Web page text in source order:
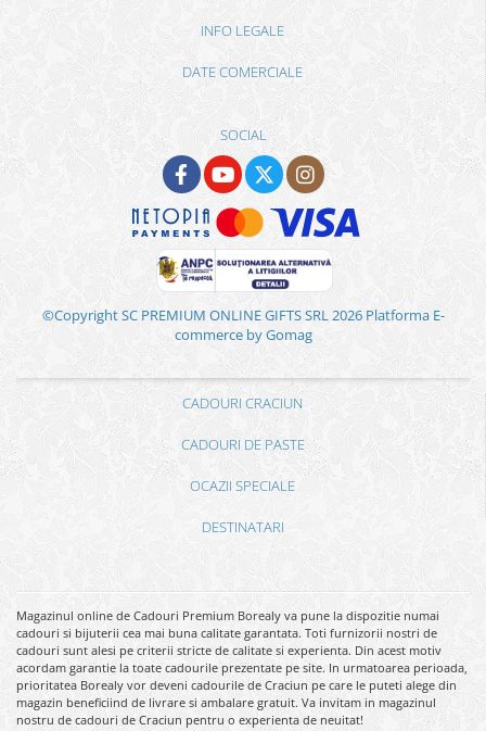
INFO LEGALE
DATE COMERCIALE
SOCIAL
©Copyright SC PREMIUM ONLINE GIFTS SRL 2026 Platforma E-
commerce by Gomag
CADOURI CRACIUN
CADOURI DE PASTE
OCAZII SPECIALE
DESTINATARI
Magazinul online de Cadouri Premium Borealy va pune la dispozitie numai
cadouri si bijuterii cea mai buna calitate garantata. Toti furnizorii nostri de
cadouri sunt alesi pe criterii stricte de calitate si experienta. Din acest motiv
acordam garantie la toate cadourile prezentate pe site. In urmatoarea perioada,
prioritatea Borealy vor deveni cadourile de Craciun pe care le puteti alege din
magazin beneficiind de livrare si ambalare gratuit. Va invitam in magazinul
nostru de cadouri de Craciun pentru o experienta de neuitat!